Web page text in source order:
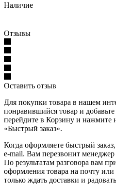
Наличие
Отзывы
Оставить отзыв
Для покупки товара в нашем
понравившийся товар и
перейдите в Корзину и нажмите
«Быстрый заказ».
Когда оформляете быстрый
e-mail. Вам перезвонит менеджер
По результатам разговора вам
оформления товара на почту
только ждать доставки и